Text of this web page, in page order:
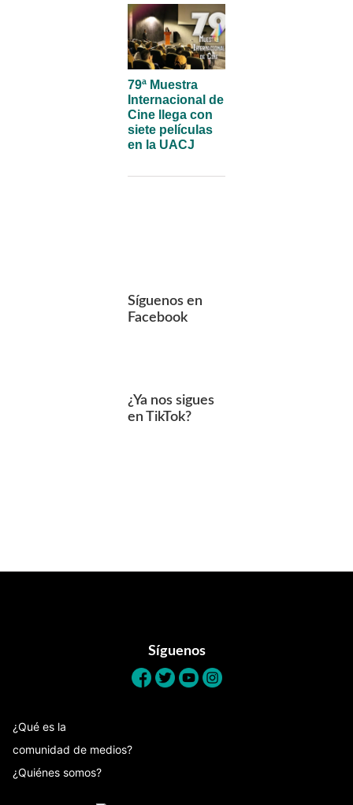
79ª Muestra
Internacional de
Cine llega con
siete películas
en la UACJ
Síguenos en
Facebook
¿Ya nos sigues
en TikTok?
Síguenos
¿Qué es la
comunidad de medios?
¿Quiénes somos?